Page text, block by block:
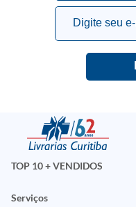
TOP 10 + VENDIDOS
Serviços